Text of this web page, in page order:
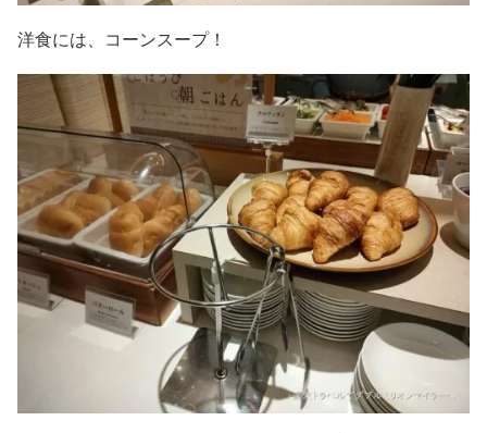
洋食には、コーンスープ！